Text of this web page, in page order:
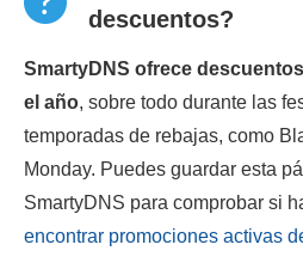
descuentos?
SmartyDNS ofrece
el año, sobre todo durante las
temporadas de rebajas, como
Monday. Puedes guardar esta
SmartyDNS para comprobar si
encontrar promociones activas